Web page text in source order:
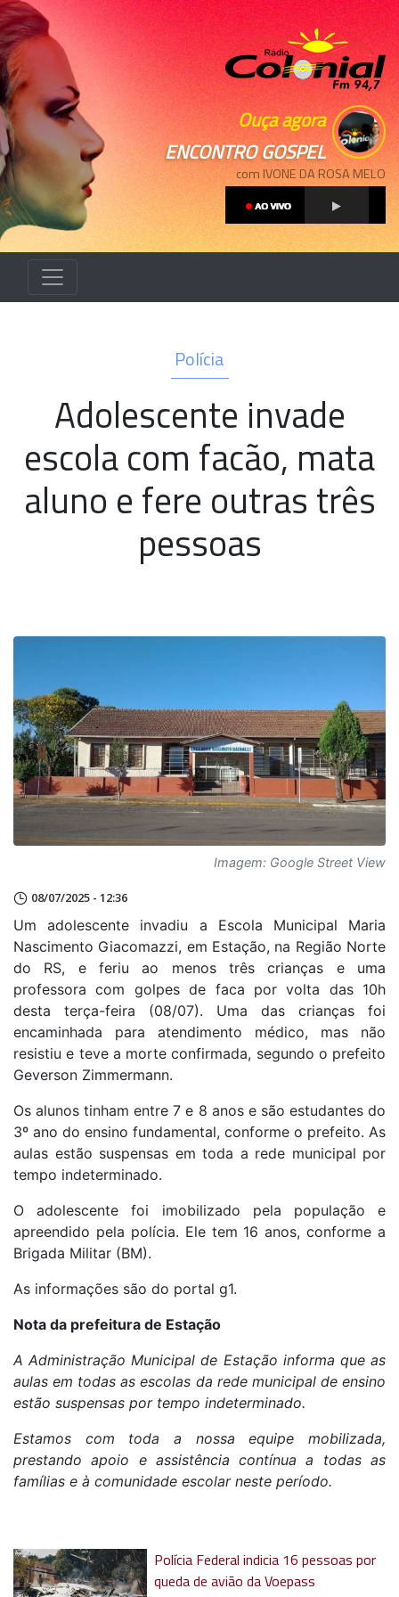
Ouça agora
ENCONTRO GOSPEL
com IVONE DA ROSA MELO
Polícia
Adolescente invade
escola com facão, mata
aluno e fere outras três
pessoas
Imagem: Google Street View
08/07/2025 - 12:36
Um adolescente invadiu a Escola Municipal Maria
Nascimento Giacomazzi, em Estação, na Região Norte
do RS, e feriu ao menos três crianças e uma
professora com golpes de faca por volta das 10h
desta terça-feira (08/07). Uma das crianças foi
encaminhada para atendimento médico, mas não
resistiu e teve a morte confirmada, segundo o prefeito
Geverson Zimmermann.
Os alunos tinham entre 7 e 8 anos e são estudantes do
3º ano do ensino fundamental, conforme o prefeito. As
aulas estão suspensas em toda a rede municipal por
tempo indeterminado.
O adolescente foi imobilizado pela população e
apreendido pela polícia. Ele tem 16 anos, conforme a
Brigada Militar (BM).
As informações são do portal g1.
Nota da prefeitura de Estação
A Administração Municipal de Estação informa que as
aulas em todas as escolas da rede municipal de ensino
estão suspensas por tempo indeterminado.
Estamos com toda a nossa equipe mobilizada,
prestando apoio e assistência contínua a todas as
famílias e à comunidade escolar neste período.
Polícia Federal indicia 16 pessoas por
queda de avião da Voepass